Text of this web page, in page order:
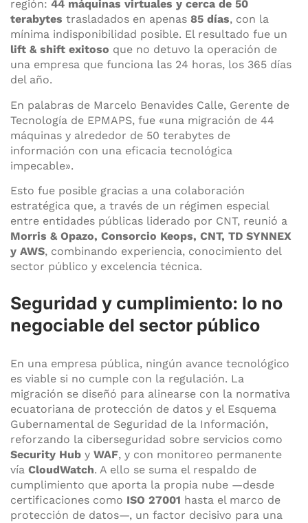
región: 44 máquinas virtuales y cerca de 50
terabytes trasladados en apenas 85 días, con la
mínima indisponibilidad posible. El resultado fue un
lift & shift exitoso que no detuvo la operación de
una empresa que funciona las 24 horas, los 365 días
del año.
En palabras de Marcelo Benavides Calle, Gerente de
Tecnología de EPMAPS, fue «una migración de 44
máquinas y alrededor de 50 terabytes de
información con una eficacia tecnológica
impecable».
Esto fue posible gracias a una colaboración
estratégica que, a través de un régimen especial
entre entidades públicas liderado por CNT, reunió a
Morris & Opazo, Consorcio Keops, CNT, TD SYNNEX
y AWS, combinando experiencia, conocimiento del
sector público y excelencia técnica.
Seguridad y cumplimiento: lo no
negociable del sector público
En una empresa pública, ningún avance tecnológico
es viable si no cumple con la regulación. La
migración se diseñó para alinearse con la normativa
ecuatoriana de protección de datos y el Esquema
Gubernamental de Seguridad de la Información,
reforzando la ciberseguridad sobre servicios como
Security Hub y WAF, y con monitoreo permanente
vía CloudWatch. A ello se suma el respaldo de
cumplimiento que aporta la propia nube —desde
certificaciones como ISO 27001 hasta el marco de
protección de datos—, un factor decisivo para una